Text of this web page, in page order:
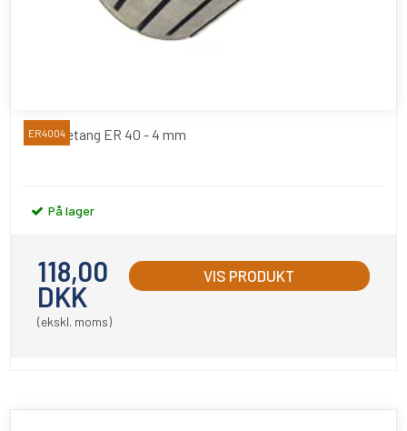
Spændetang ER 40 - 4 mm
ER4004
På lager
118,00
DKK
(ekskl. moms)
VIS PRODUKT